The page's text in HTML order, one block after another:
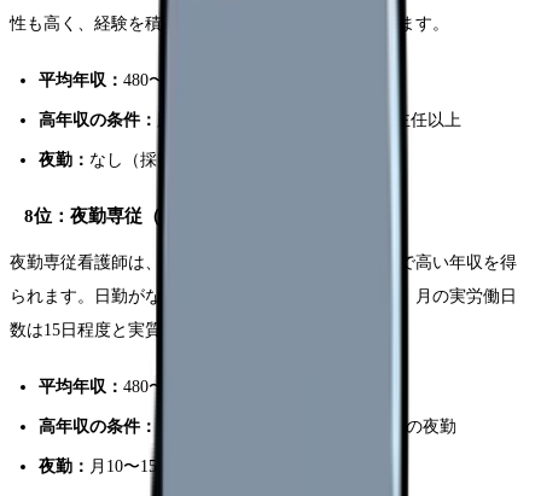
性も高く、経験を積めば年収550〜600万円に到達します。
平均年収： 480〜550万円
高年収の条件： 胚培養士資格、体外受精経験、主任以上
夜勤： なし（採卵日の早朝出勤あり）
8位：夜勤専従（年収450〜600万円）
夜勤専従看護師は、月10〜15回の夜勤をこなすことで高い年収を得
られます。日勤がないため日中の時間を自由に使え、月の実労働日
数は15日程度と実質的に休みが多い働き方です。
平均年収： 480〜550万円
高年収の条件： 夜勤回数月12回以上、ICU・救急の夜勤
夜勤： 月10〜15回（夜勤のみ）